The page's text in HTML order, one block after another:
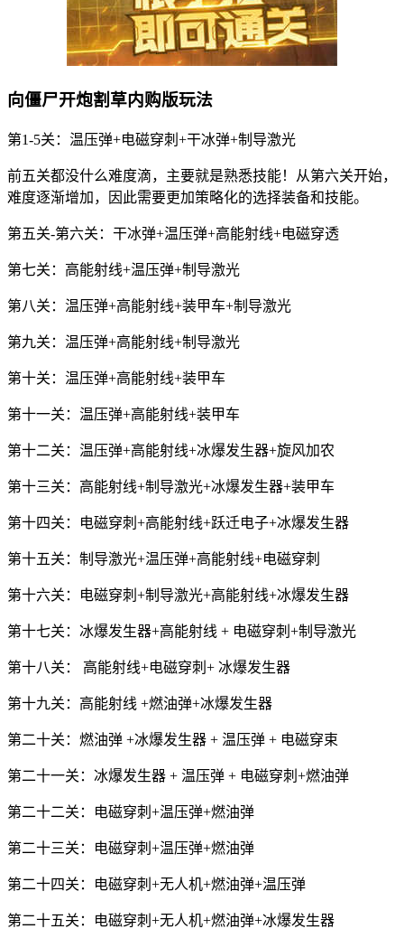
向僵尸开炮割草内购版玩法
第1-5关：温压弹+电磁穿刺+干冰弹+制导激光
前五关都没什么难度滴，主要就是熟悉技能！从第六关开始，
难度逐渐增加，因此需要更加策略化的选择装备和技能。
第五关-第六关：干冰弹+温压弹+高能射线+电磁穿透
第七关：高能射线+温压弹+制导激光
第八关：温压弹+高能射线+装甲车+制导激光
第九关：温压弹+高能射线+制导激光
第十关：温压弹+高能射线+装甲车
第十一关：温压弹+高能射线+装甲车
第十二关：温压弹+高能射线+冰爆发生器+旋风加农
第十三关：高能射线+制导激光+冰爆发生器+装甲车
第十四关：电磁穿刺+高能射线+跃迁电子+冰爆发生器
第十五关：制导激光+温压弹+高能射线+电磁穿刺
第十六关：电磁穿刺+制导激光+高能射线+冰爆发生器
第十七关：冰爆发生器+高能射线 + 电磁穿刺+制导激光
第十八关： 高能射线+电磁穿刺+ 冰爆发生器
第十九关：高能射线 +燃油弹+冰爆发生器
第二十关：燃油弹 +冰爆发生器 + 温压弹 + 电磁穿束
第二十一关：冰爆发生器 + 温压弹 + 电磁穿刺+燃油弹
第二十二关：电磁穿刺+温压弹+燃油弹
第二十三关：电磁穿刺+温压弹+燃油弹
第二十四关：电磁穿刺+无人机+燃油弹+温压弹
第二十五关：电磁穿刺+无人机+燃油弹+冰爆发生器